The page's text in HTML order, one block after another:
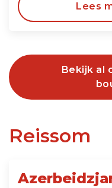
Lees
Bekijk al
Reissom